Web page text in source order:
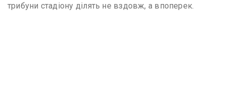
трибуни стадіону ділять не вздовж, а впоперек.